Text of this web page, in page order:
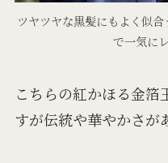
ツヤツヤな黒髪にもよく似
で一気に
こちらの紅かほる金箔
すが伝統や華やかさが